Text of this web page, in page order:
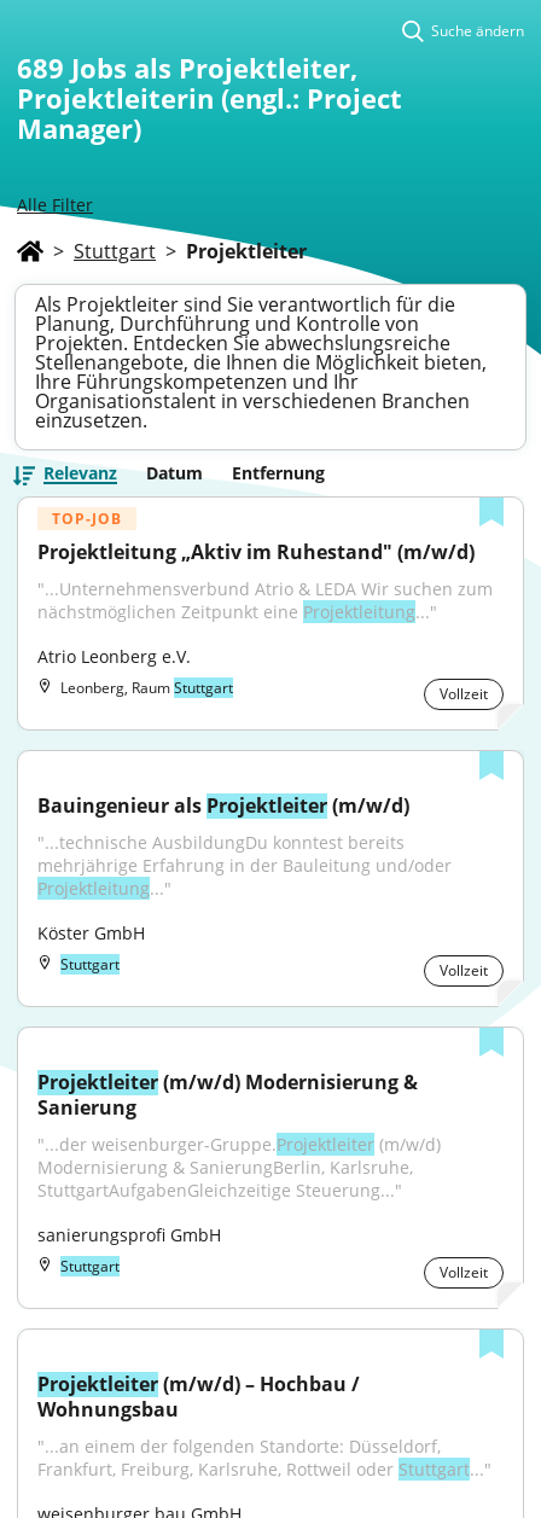
Alle Filter
Suche ändern
689 Jobs als Projektleiter,
Projektleiterin (engl.: Project
Manager)
> Stuttgart > Projektleiter
Als Projektleiter sind Sie verantwortlich für die
Planung, Durchführung und Kontrolle von
Projekten. Entdecken Sie abwechslungsreiche
Stellenangebote, die Ihnen die Möglichkeit bieten,
Ihre Führungskompetenzen und Ihr
Organisationstalent in verschiedenen Branchen
einzusetzen.
Relevanz Datum Entfernung
TOP-JOB
Projektleitung „Aktiv im Ruhestand" (m/w/d)
"...Unternehmensverbund Atrio & LEDA Wir suchen zum
nächstmöglichen Zeitpunkt eine Projektleitung..."
Atrio Leonberg e.V.
Leonberg, RaumStuttgart Vollzeit
Bauingenieur als Projektleiter (m/w/d)
"...technische AusbildungDu konntest bereits
Projektleitung..."
Köster GmbH
Stuttgart Vollzeit
Projektleiter (m/w/d) Modernisierung &
Sanierung
"...der weisenburger-Gruppe.Projektleiter (m/w/d)
Modernisierung & SanierungBerlin, Karlsruhe,
StuttgartAufgabenGleichzeitige Steuerung..."
sanierungsprofi GmbH
Stuttgart Vollzeit
Projektleiter (m/w/d) – Hochbau /
Wohnungsbau
"...an einem der folgenden Standorte: Düsseldorf,
Frankfurt, Freiburg, Karlsruhe, Rottweil oder Stuttgart..."